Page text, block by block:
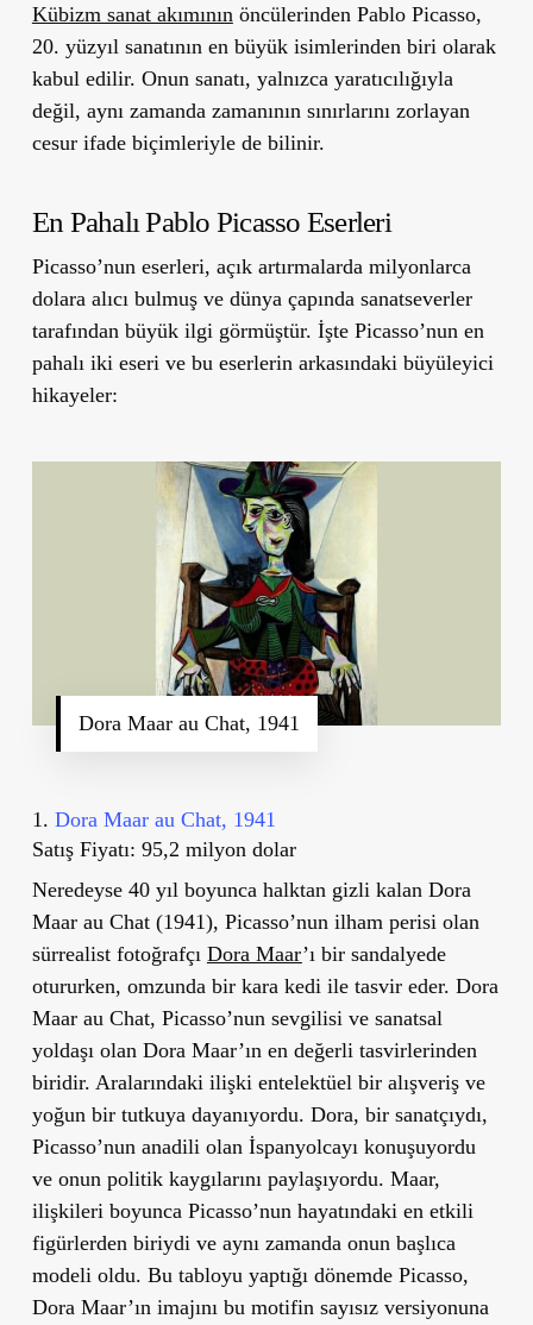
Kübizm sanat akımının öncülerinden Pablo Picasso,
20. yüzyıl sanatının en büyük isimlerinden biri olarak
kabul edilir. Onun sanatı, yalnızca yaratıcılığıyla
değil, aynı zamanda zamanının sınırlarını zorlayan
cesur ifade biçimleriyle de bilinir.
En Pahalı Pablo Picasso Eserleri
Picasso’nun eserleri, açık artırmalarda milyonlarca
dolara alıcı bulmuş ve dünya çapında sanatseverler
tarafından büyük ilgi görmüştür. İşte Picasso’nun en
pahalı iki eseri ve bu eserlerin arkasındaki büyüleyici
hikayeler:
Dora Maar au Chat, 1941
1. Dora Maar au Chat, 1941
Satış Fiyatı: 95,2 milyon dolar
Neredeyse 40 yıl boyunca halktan gizli kalan Dora
Maar au Chat(1941), Picasso’nun ilham perisi olan
sürrealist fotoğrafçı Dora Maar’ı bir sandalyede
otururken, omzunda bir kara kedi ile tasvir eder. Dora
Maar au Chat, Picasso’nun sevgilisi ve sanatsal
yoldaşı olan Dora Maar’ın en değerli tasvirlerinden
biridir. Aralarındaki ilişki entelektüel bir alışveriş ve
yoğun bir tutkuya dayanıyordu. Dora, bir sanatçıydı,
Picasso’nun anadili olan İspanyolcayı konuşuyordu
ve onun politik kaygılarını paylaşıyordu. Maar,
ilişkileri boyunca Picasso’nun hayatındaki en etkili
figürlerden biriydi ve aynı zamanda onun başlıca
modeli oldu. Bu tabloyu yaptığı dönemde Picasso,
Dora Maar’ın imajını bu motifin sayısız versiyonuna